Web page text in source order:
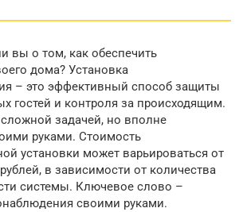
вы о том, как обеспечить
дома? Установка
– это эффективный способ защиты
гостей и контроля за происходящим.
задачей, но вполне
руками. Стоимость
установки может варьироваться от
в зависимости от количества
системы. Ключевое слово –
своими руками.